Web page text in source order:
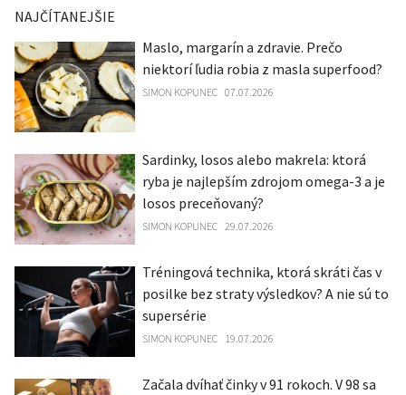
NAJČÍTANEJŠIE
Maslo, margarín a zdravie. Prečo
niektorí ľudia robia z masla superfood?
SIMON KOPUNEC 07.07.2026
Sardinky, losos alebo makrela: ktorá
ryba je najlepším zdrojom omega-3 a je
losos preceňovaný?
SIMON KOPUNEC 29.07.2026
Tréningová technika, ktorá skráti čas v
posilke bez straty výsledkov? A nie sú to
supersérie
SIMON KOPUNEC 19.07.2026
Začala dvíhať činky v 91 rokoch. V 98 sa